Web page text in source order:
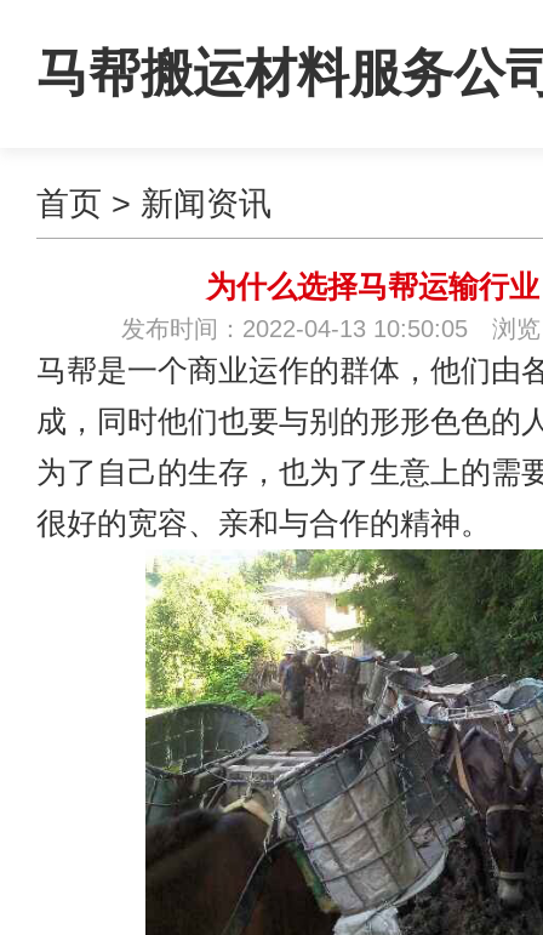
马帮搬运材料服务公
首页 > 新闻资讯
为什么选择马帮运输行
发布时间：2022-04-13 10:50:05 浏览
马帮是一个商业运作的群体，他们由
成，同时他们也要与别的形形色色的
为了自己的生存，也为了生意上的需
很好的宽容、亲和与合作的精神。